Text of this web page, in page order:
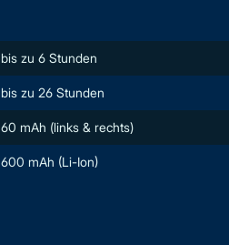
bis zu 6 Stunden
bis zu 26 Stunden
60 mAh (links & rechts)
600 mAh (Li-Ion)